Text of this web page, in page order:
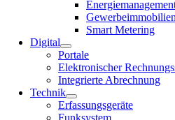
Gewerbeimmobilien
Smart Metering
Digital
Portale
Elektronischer
Integrierte Abrechnung
Technik
Erfassungsgeräte
Funksystem